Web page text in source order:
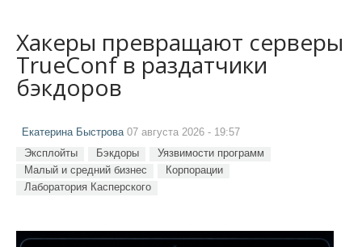
Хакеры превращают серверы
TrueConf в раздатчики
бэкдоров
Екатерина Быстрова 07 августа 2026 - 19:57
Эксплойты Бэкдоры
Уязвимости программ
Малый и средний бизнес
Корпорации
Лаборатория Касперского